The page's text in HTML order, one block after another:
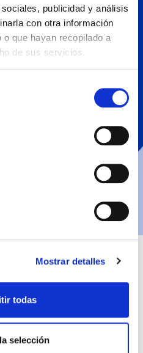
publicidad y análisis
con otra información
que hayan recopilado a
de sus servicios.
Mostrar detalles
todas
selección